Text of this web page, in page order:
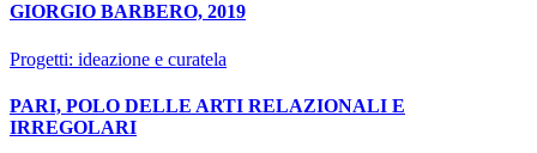
GIORGIO BARBERO, 2019
Progetti: ideazione e curatela
PARI, POLO DELLE ARTI RELAZIONALI E
IRREGOLARI